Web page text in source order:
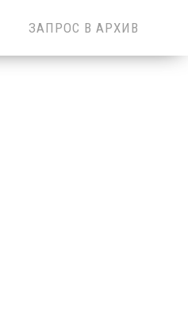
ЗАПРОС В АРХИВ